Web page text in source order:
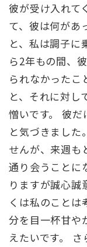
彼が受け入れて
て、彼は何があ
と、私は調子に
ら2年もの間、
られなかったこ
と、それに対し
憎いです。 彼
と気づきました
せんが、来週も
通り会うことに
りますが誠心誠
くは私のことは
分を目一杯甘や
えたいです。